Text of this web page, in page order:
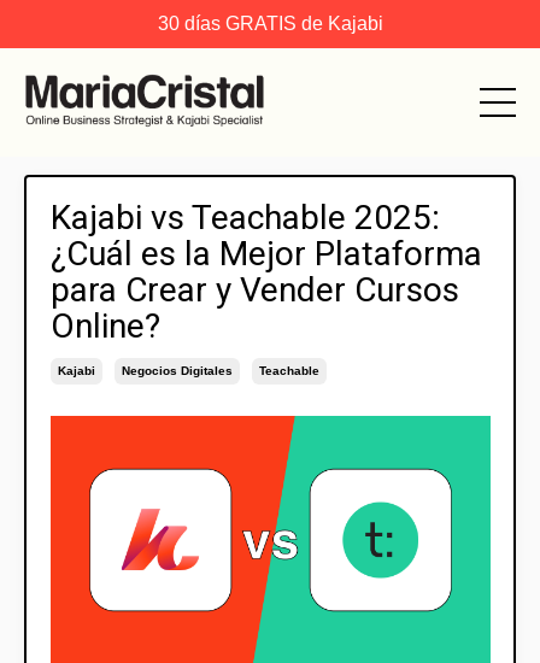
30 días GRATIS de Kajabi
Kajabi vs Teachable 2025:
¿Cuál es la Mejor Plataforma
para Crear y Vender Cursos
Online?
Kajabi Negocios Digitales Teachable